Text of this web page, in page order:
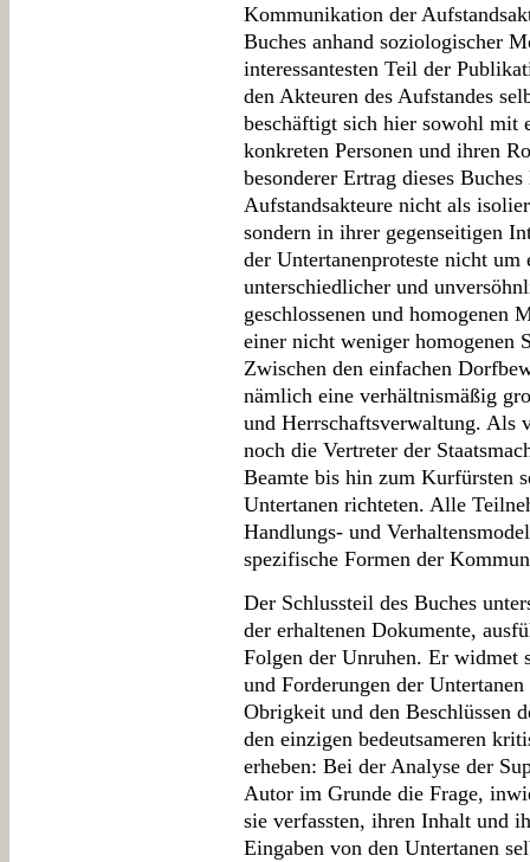
Kommunikation der
Buches anhand soziologischer
interessantesten Teil der
den Akteuren des Aufstandes
beschäftigt sich hier sowohl mit
konkreten Personen und ihren
besonderer Ertrag dieses
Aufstandsakteure nicht als
sondern in ihrer gegenseitigen
der Untertanenproteste nicht
unterschiedlicher und
geschlossenen und homogenen
einer nicht weniger homogenen
Zwischen den einfachen
nämlich eine verhältnismäßig
und Herrschaftsverwaltung. Als
noch die Vertreter der
Beamte bis hin zum Kurfürsten
Untertanen richteten. Alle
Handlungs- und
spezifische Formen der
Der Schlussteil des Buches
der erhaltenen Dokumente,
Folgen der Unruhen. Er widmet
und Forderungen der
Obrigkeit und den Beschlüssen
den einzigen bedeutsameren
erheben: Bei der Analyse der
Autor im Grunde die Frage,
sie verfassten, ihren Inhalt und
Eingaben von den Untertanen